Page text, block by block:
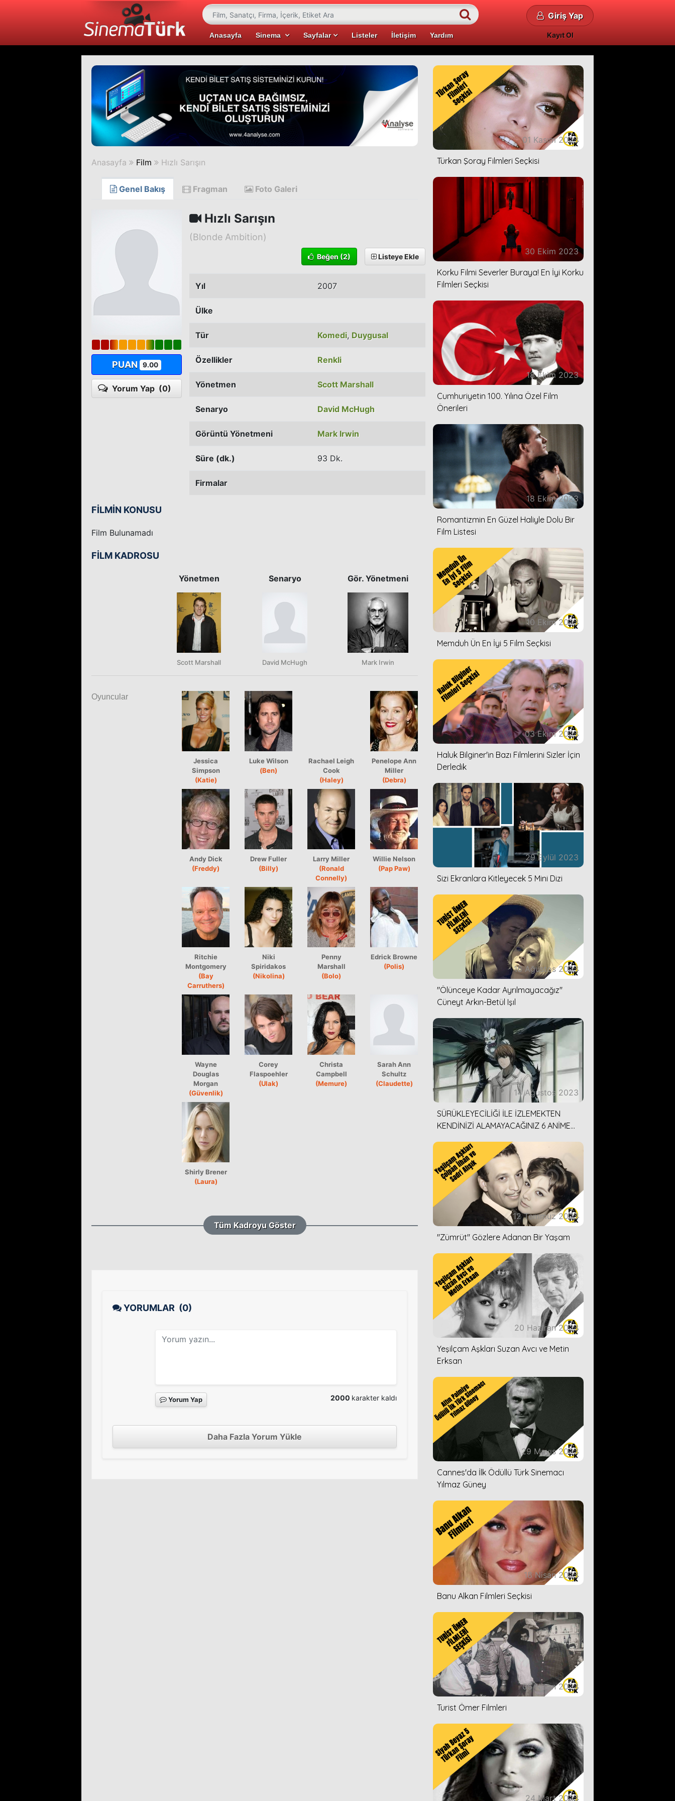
Anasayfa Sinema Sayfalar Listeler İletişim Yardım
Giriş Yap
Kayıt Ol
Anasayfa Film Hızlı Sarışın
Genel Bakış Fragman Foto Galeri
PUAN 9.00
Yorum Yap (0)
Hızlı Sarışın
(Blonde Ambition)
Beğen (2) Listeye Ekle
Yıl 2007
Ülke
Tür Komedi, Duygusal
Özellikler Renkli
Yönetmen Scott Marshall
Senaryo David McHugh
Görüntü Yönetmeni Mark Irwin
Süre (dk.) 93 Dk.
Firmalar
FİLMİN KONUSU
Film Bulunamadı
FİLM KADROSU
Yönetmen
Scott Marshall
Senaryo
David McHugh
Gör. Yönetmeni
Mark Irwin
Oyuncular
Jessica
Simpson
(Katie)
Luke Wilson
(Ben)
Rachael Leigh
Cook
(Haley)
Penelope Ann
Miller
(Debra)
Andy Dick
(Freddy)
Drew Fuller
(Billy)
Larry Miller
(Ronald
Connelly)
Willie Nelson
(Pap Paw)
Ritchie
Montgomery
(Bay
Carruthers)
Niki
Spiridakos
(Nikolina)
Penny
Marshall
(Bolo)
Edrick Browne
(Polis)
Wayne
Douglas
Morgan
(Güvenlik)
Corey
Flaspoehler
(Ulak)
Christa
Campbell
(Memure)
Sarah Ann
Schultz
(Claudette)
Shirly Brener
(Laura)
Tüm Kadroyu Göster
YORUMLAR (0)
Yorum Yap 2000 karakter kaldı
Daha Fazla Yorum Yükle
01 Kasım 2023
Türkan Şoray Filmleri Seçkisi
30 Ekim 2023
Korku Filmi Severler Buraya! En İyi Korku
Filmleri Seçkisi
18 Ekim 2023
Cumhuriyetin 100. Yılına Özel Film
Önerileri
18 Ekim 2023
Romantizmin En Güzel Haliyle Dolu Bir
Film Listesi
10 Ekim 2023
Memduh Ün En İyi 5 Film Seçkisi
03 Ekim 2023
Haluk Bilginer'in Bazı Filmlerini Sizler İçin
Derledik
29 Eylül 2023
Sizi Ekranlara Kitleyecek 5 Mini Dizi
16 Ağustos 2023
''Ölünceye Kadar Ayrılmayacağız''
Cüneyt Arkın-Betül Işıl
14 Ağustos 2023
SÜRÜKLEYECİLİĞİ İLE İZLEMEKTEN
KENDİNİZİ ALAMAYACAĞINIZ 6 ANİME
12 Temmuz 2023
''Zümrüt'' Gözlere Adanan Bir Yaşam
20 Haziran 2023
Yeşilçam Aşkları Suzan Avcı ve Metin
Erksan
29 Mayıs 2023
Cannes'da İlk Ödüllü Türk Sinemacı
Yılmaz Güney
18 Nisan 2023
Banu Alkan Filmleri Seçkisi
05 Nisan 2023
Turist Ömer Filmleri
24 Mart 2023